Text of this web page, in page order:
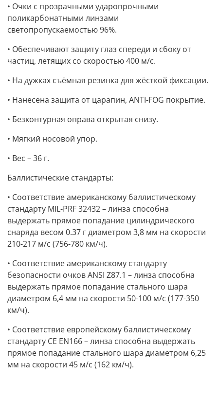
• Очки с прозрачными ударопрочными
поликарбонатными линзами
светопропускаемостью 96%.
• Обеспечивают защиту глаз спереди и сбоку от
частиц, летящих со скоростью 400 м/с.
• На дужках съёмная резинка для жёсткой фиксации.
• Нанесена защита от царапин, ANTI-FOG покрытие.
• Безконтурная оправа открытая снизу.
• Мягкий носовой упор.
• Вес – 36 г.
Баллистические стандарты:
• Соответствие американскому баллистическому
стандарту MIL-PRF 32432 – линза способна
выдержать прямое попадание цилиндрического
снаряда весом 0.37 г диаметром 3,8 мм на скорости
210-217 м/с (756-780 км/ч).
• Соответствие американскому стандарту
безопасности очков ANSI Z87.1 – линза способна
выдержать прямое попадание стального шара
диаметром 6,4 мм на скорости 50-100 м/с (177-350
км/ч).
• Соответствие европейскому баллистическому
стандарту CE EN166 – линза способна выдержать
прямое попадание стального шара диаметром 6,25
мм на скорости 45 м/с (162 км/ч).